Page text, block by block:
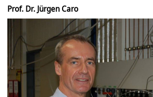
Prof. Dr. Jürgen Caro